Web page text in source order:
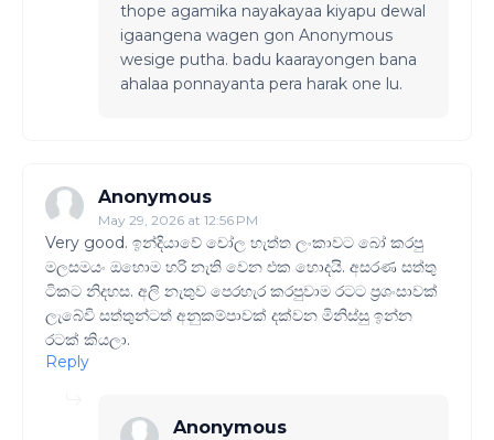
thope agamika nayakayaa kiyapu dewal
igaangena wagen gon Anonymous
wesige putha. badu kaarayongen bana
ahalaa ponnayanta pera harak one lu.
Anonymous
May 29, 2026 at 12:56 PM
Very good. ඉන්දියාවේ චෝල හැත්ත ලංකාවට බෝ කරපු
මලසමයං ඔහොම හරි නැති වෙන එක හොදයි. අසරණ සත්තු
ටිකට නිදහස. අලි නැතුව පෙරහැර කරපුවාම රටට ප්‍රශංසාවක්
ලැබේවි සත්තුන්ටත් අනුකම්පාවක් දක්වන මිනිස්සු ඉන්න
රටක් කියලා.
Reply
Anonymous